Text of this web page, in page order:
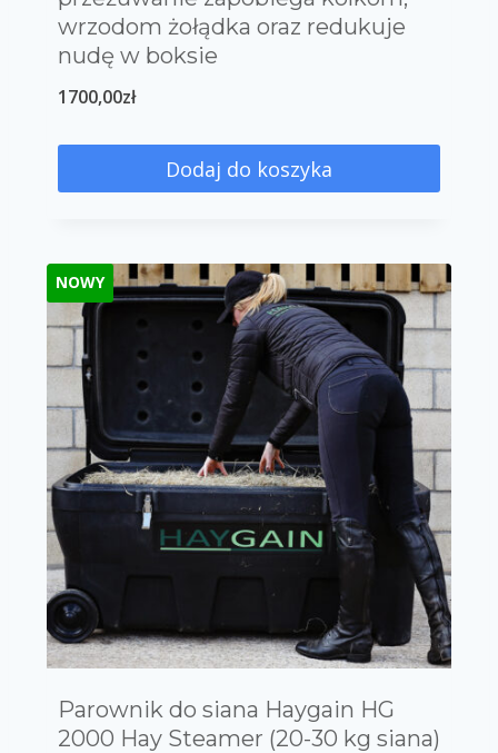
wrzodom żołądka oraz redukuje
nudę w boksie
1700,00zł
Dodaj do koszyka
NOWY
Parownik do siana Haygain HG
2000 Hay Steamer (20-30 kg siana)